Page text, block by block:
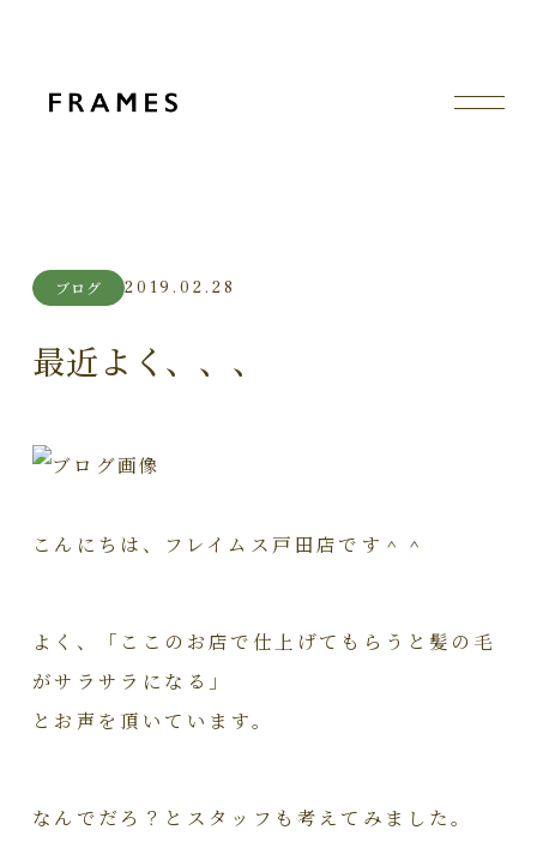
ブログ 2019.02.28
最近よく、、、
こんにちは、フレイムス戸田店です＾＾
よく、「ここのお店で仕上げてもらうと髪の毛
がサラサラになる」
とお声を頂いています。
なんでだろ？とスタッフも考えてみました。